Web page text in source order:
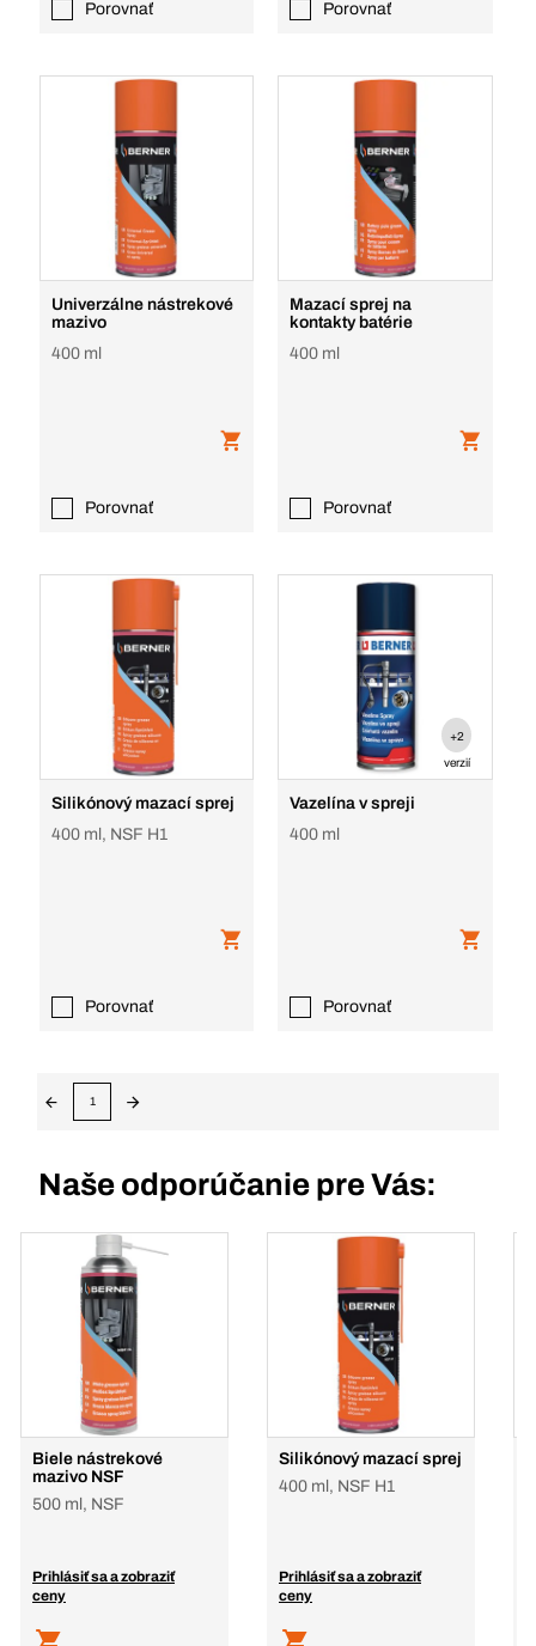
Porovnať Porovnať
Univerzálne nástrekové
mazivo
400 ml
Porovnať
Mazací sprej na
kontakty batérie
400 ml
Porovnať
Silikónový mazací sprej
400 ml, NSF H1
Porovnať
+2
verzií
Vazelína v spreji
400 ml
Porovnať
1
Naše odporúčanie pre Vás:
Biele nástrekové
mazivo NSF
500 ml, NSF
Prihlásiť sa a zobraziť
ceny
Silikónový mazací sprej
400 ml, NSF H1
Prihlásiť sa a zobraziť
ceny